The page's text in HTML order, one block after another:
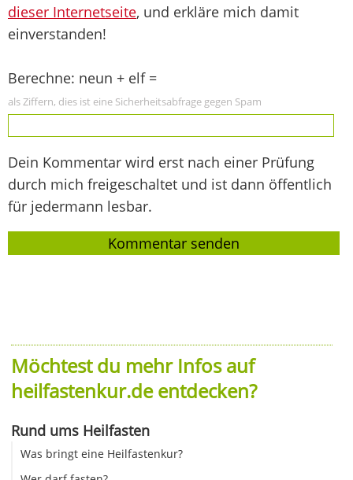
dieser Internetseite, und erkläre mich damit
einverstanden!
Berechne: neun + elf =
als Ziffern, dies ist eine Sicherheitsabfrage gegen Spam
Dein Kommentar wird erst nach einer Prüfung
durch mich freigeschaltet und ist dann öffentlich
für jedermann lesbar.
Möchtest du mehr Infos auf
heilfastenkur.de entdecken?
Rund ums Heilfasten
Was bringt eine Heilfastenkur?